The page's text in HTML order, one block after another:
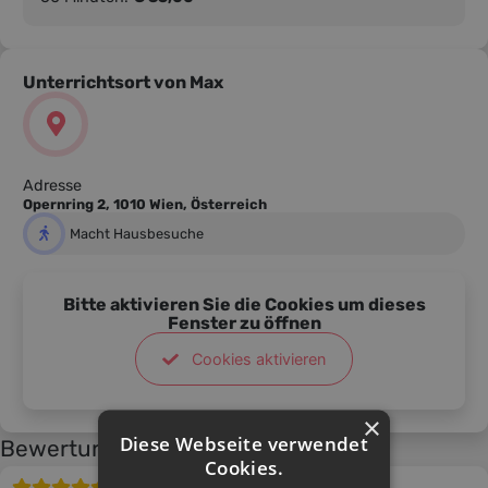
Unterrichtsort von Max
Adresse
Opernring 2, 1010 Wien, Österreich
Macht Hausbesuche
Bitte aktivieren Sie die Cookies um dieses
Fenster zu öffnen
Cookies aktivieren
Bewertungen
×
Diese Webseite verwendet
Cookies.